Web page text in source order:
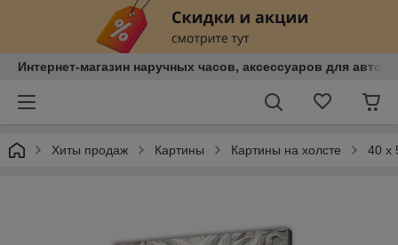
Интернет-магазин наручных часов, аксессуаров для авто,
Хиты продаж Картины Картины на холсте 40 х